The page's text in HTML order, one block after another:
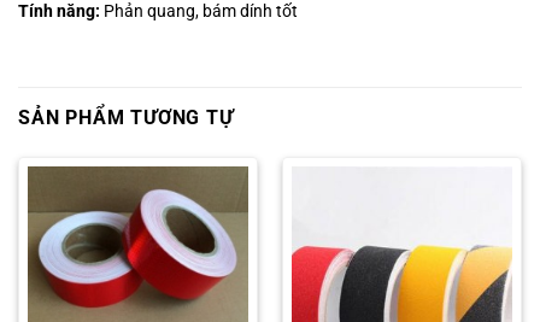
Tính năng: Phản quang, bám dính tốt
SẢN PHẨM TƯƠNG TỰ